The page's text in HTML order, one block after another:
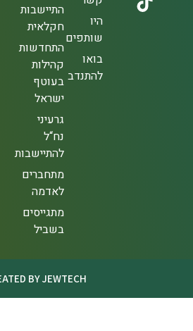
שותפים
להתנדב
התיישבות
חקלאית
התחדשות
קהילות
בעוטף
להתיישבות
מתחברים
לאדמה
מתגייסים
בשביל
CREATED BY JEWTECH